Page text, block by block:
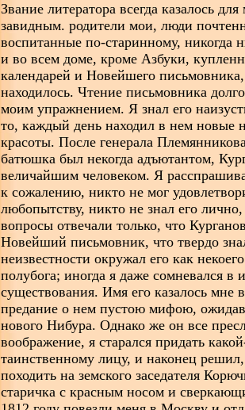
Звание литератора всегда казалось
завидным. родители мои, люди
воспитанные по-старинному, никогда
и во всем доме, кроме Азбуки,
календарей и Новейшего
находилось. Чтение письмовника
моим упражнением. Я знал его
то, каждый день находил в нем новые
красоты. После генерала
батюшка был некогда адъютантом,
величайшим человеком. Я
к сожалению, никто не мог
любопытству, никто не знал его
вопросы отвечали только, что
Новейший письмовник, что твердо
неизвестности окружал его как
полубога; иногда я даже сомневался в
существования. Имя его казалось
предание о нем пустою мифою,
нового Нибура. Однако же он все
воображение, я старался придать
таинственному лицу, и наконец
походить на земского заседателя
старичка с красным носом и